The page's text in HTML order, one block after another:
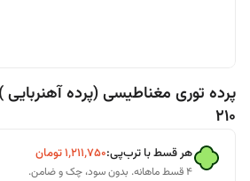
210
هر قسط با ترب‌پی:۱٬۲۱۱٬۷۵۰تومان
۴ قسط ماهانه. بدون سود، چک و ضامن.